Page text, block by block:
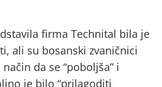
firma Technital bila je
ali su bosanski zvaničnici
da se “poboljša” i
je bilo “prilagoditi